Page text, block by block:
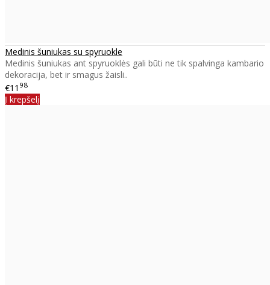
Medinis šuniukas su spyruokle
Medinis šuniukas ant spyruoklės gali būti ne tik spalvinga kambario
dekoracija, bet ir smagus žaisli..
€11 98
Į krepšelį